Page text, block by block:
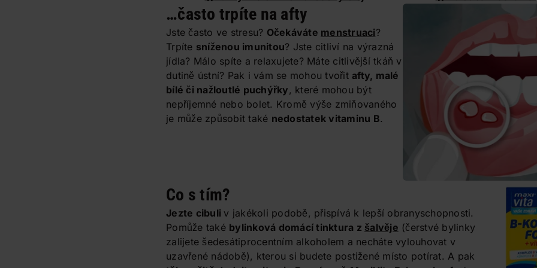
…často trpíte na afty
Jste často ve stresu? Očekáváte menstruaci?
Trpíte sníženou imunitou? Jste citliví na výrazná
jídla? Málo spíte a relaxujete? Máte citlivější tkáň v
dutině ústní? Pak i vám se mohou tvořit afty, malé
bílé či nažloutlé puchýřky , které mohou být
nepříjemné nebo bolet. Kromě výše zmiňovaného
je může způsobit také nedostatek vitaminu B.
Co s tím?
Jezte cibuli v jakékoli podobě, přispívá k lepší obranyschopnosti.
Pomůže také bylinková domácí tinktura z šalvěje (čerstvé bylinky
zalijete šedesátiprocentním alkoholem a necháte vylouhovat v
uzavřené nádobě), kterou si budete postižené místo potírat. A pak